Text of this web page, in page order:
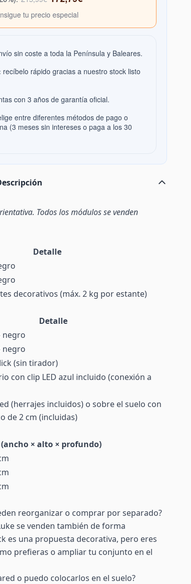
tu precio especial
sin coste a toda la Península y Baleares.
recíbelo rápido gracias a nuestro stock listo
con 3 años de garantía oficial.
entre diferentes métodos de pago o
(3 meses sin intereses o paga a los 30
Todos los módulos se venden
Detalle
decorativos (máx. 2 kg por estante)
Detalle
negro
negro
(sin tirador)
con clip LED azul incluido (conexión a
(herrajes incluidos) o sobre el suelo con
de 2 cm (incluidas)
× alto × profundo)
reorganizar o comprar por separado?
se venden también de forma
es una propuesta decorativa, pero eres
prefieras o ampliar tu conjunto en el
o puedo colocarlos en el suelo?